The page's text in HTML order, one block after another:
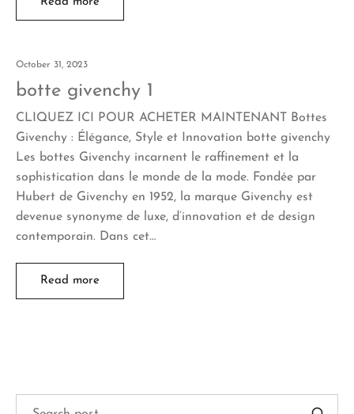
October 31, 2023
botte givenchy 1
CLIQUEZ ICI POUR ACHETER MAINTENANT Bottes
Givenchy : Élégance, Style et Innovation botte givenchy
Les bottes Givenchy incarnent le raffinement et la
sophistication dans le monde de la mode. Fondée par
Hubert de Givenchy en 1952, la marque Givenchy est
devenue synonyme de luxe, d’innovation et de design
contemporain. Dans cet…
Read more